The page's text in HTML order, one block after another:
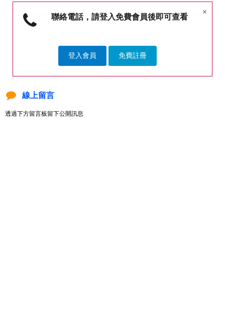
×
聯絡電話，請登入免費會員後即可查看
登入會員 免費註冊
線上留言
透過下方留言板留下公開訊息